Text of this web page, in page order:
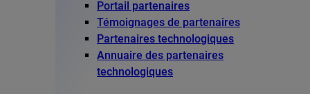
Portail partenaires
Témoignages de partenaires
Partenaires technologiques
Annuaire des partenaires
technologiques